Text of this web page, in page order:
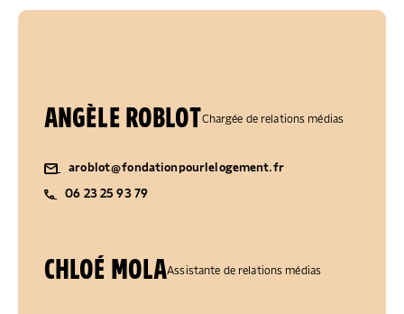
ANGÈLE ROBLOTChargée de relations médias
aroblot@fondationpourlelogement.fr
06 23 25 93 79
CHLOÉ MOLAAssistante de relations médias